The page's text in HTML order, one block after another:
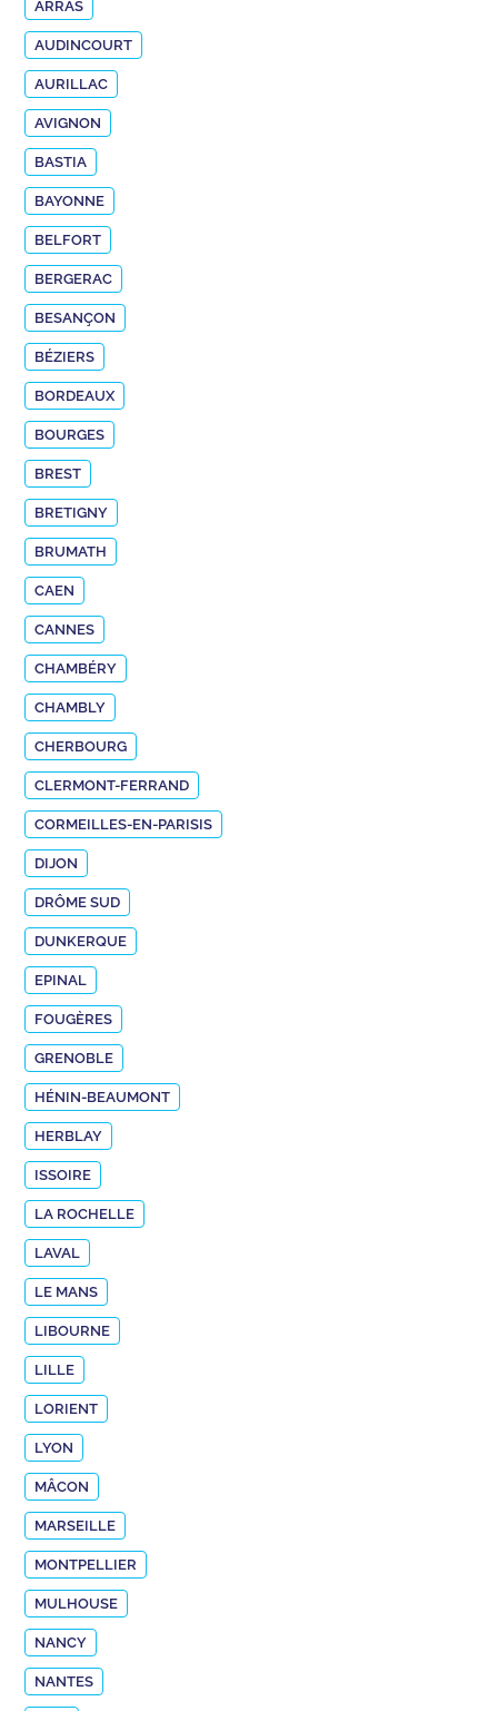
ARRAS
AUDINCOURT
AURILLAC
AVIGNON
BASTIA
BAYONNE
BELFORT
BERGERAC
BESANÇON
BÉZIERS
BORDEAUX
BOURGES
BREST
BRETIGNY
BRUMATH
CAEN
CANNES
CHAMBÉRY
CHAMBLY
CHERBOURG
CLERMONT-FERRAND
CORMEILLES-EN-PARISIS
DIJON
DRÔME SUD
DUNKERQUE
EPINAL
FOUGÈRES
GRENOBLE
HÉNIN-BEAUMONT
HERBLAY
ISSOIRE
LA ROCHELLE
LAVAL
LE MANS
LIBOURNE
LILLE
LORIENT
LYON
MÂCON
MARSEILLE
MONTPELLIER
MULHOUSE
NANCY
NANTES